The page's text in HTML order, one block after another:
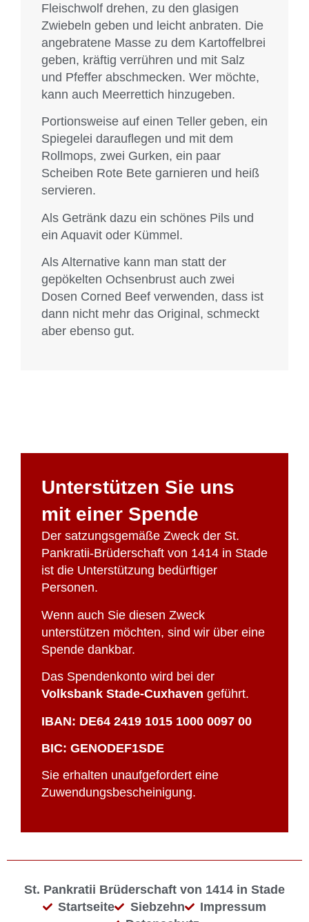
Fleischwolf drehen, zu den glasigen
Zwiebeln geben und leicht anbraten. Die
angebratene Masse zu dem Kartoffelbrei
geben, kräftig verrühren und mit Salz
und Pfeffer abschmecken. Wer möchte,
kann auch Meerrettich hinzugeben.
Portionsweise auf einen Teller geben, ein
Spiegelei darauflegen und mit dem
Rollmops, zwei Gurken, ein paar
Scheiben Rote Bete garnieren und heiß
servieren.
Als Getränk dazu ein schönes Pils und
ein Aquavit oder Kümmel.
Als Alternative kann man statt der
gepökelten Ochsenbrust auch zwei
Dosen Corned Beef verwenden, dass ist
dann nicht mehr das Original, schmeckt
aber ebenso gut.
Unterstützen Sie uns
mit einer Spende
Der satzungsgemäße Zweck der St.
Pankratii-Brüderschaft von 1414 in Stade
ist die Unterstützung bedürftiger
Personen.
Wenn auch Sie diesen Zweck
unterstützen möchten, sind wir über eine
Spende dankbar.
Das Spendenkonto wird bei der
Volksbank Stade-Cuxhaven geführt.
IBAN: DE64 2419 1015 1000 0097 00
BIC: GENODEF1SDE
Sie erhalten unaufgefordert eine
Zuwendungsbescheinigung.
St. Pankratii Brüderschaft von 1414 in Stade
Startseite
Siebzehn
Impressum